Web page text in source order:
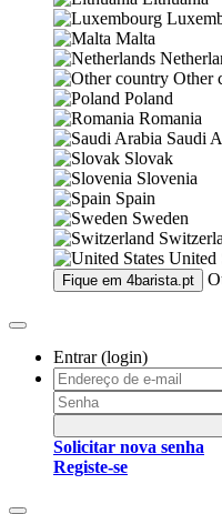
Malta
Other
Poland
Romania
Saudi
Slovak
Slovenia
Spain
Sweden
United
Fique em 4barista.pt
Entrar (login)
Solicitar nova senha
Registe-se